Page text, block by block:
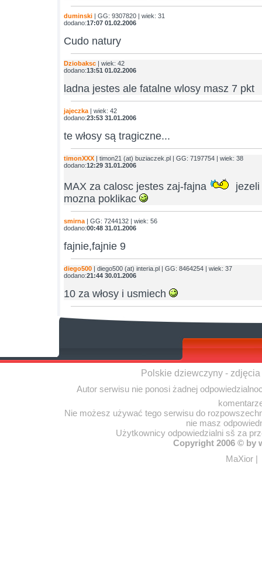
duminski | GG: 9307820 | wiek: 31
dodano:17:07 01.02.2006
Cudo natury
Dziobaksc | wiek: 42
dodano:13:51 01.02.2006
ladna jestes ale fatalne wlosy masz 7 pkt
jajeczka | wiek: 42
dodano:23:53 31.01.2006
te włosy są tragiczne...
timonXXX | timon21 (at) buziaczek.pl | GG: 7197754 | wiek: 38
dodano:12:29 31.01.2006
MAX za calosc jestes zaj-fajna
mozna poklikac
smirna | GG: 7244132 | wiek: 56
dodano:00:48 31.01.2006
fajnie,fajnie 9
diego500 | diego500 (at) interia.pl | GG: 8464254 | wiek: 37
dodano:21:44 30.01.2006
10 za włosy i usmiech
Polskie dziewczyny -
Autor serwisu nie ponosi żadnej
Nie możesz używać tego serwisu do
nie masz
Użytkownicy odpowiedzialni sš za
Copyright 2006 © by
MaXior |